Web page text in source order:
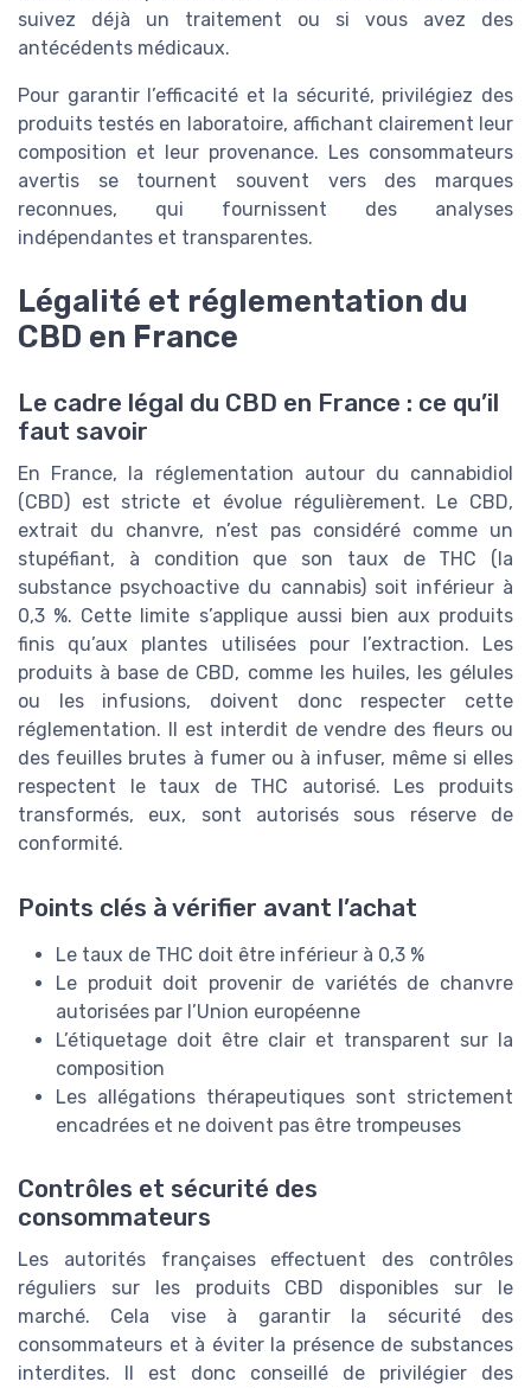
suivez déjà un traitement ou si vous avez des
antécédents médicaux.
Pour garantir l’efficacité et la sécurité, privilégiez des
produits testés en laboratoire, affichant clairement leur
composition et leur provenance. Les consommateurs
avertis se tournent souvent vers des marques
reconnues, qui fournissent des analyses
indépendantes et transparentes.
Légalité et réglementation du
CBD en France
Le cadre légal du CBD en France : ce qu’il
faut savoir
En France, la réglementation autour du cannabidiol
(CBD) est stricte et évolue régulièrement. Le CBD,
extrait du chanvre, n’est pas considéré comme un
stupéfiant, à condition que son taux de THC (la
substance psychoactive du cannabis) soit inférieur à
0,3 %. Cette limite s’applique aussi bien aux produits
finis qu’aux plantes utilisées pour l’extraction. Les
produits à base de CBD, comme les huiles, les gélules
ou les infusions, doivent donc respecter cette
réglementation. Il est interdit de vendre des fleurs ou
des feuilles brutes à fumer ou à infuser, même si elles
respectent le taux de THC autorisé. Les produits
transformés, eux, sont autorisés sous réserve de
conformité.
Points clés à vérifier avant l’achat
Le taux de THC doit être inférieur à 0,3 %
Le produit doit provenir de variétés de chanvre
autorisées par l’Union européenne
L’étiquetage doit être clair et transparent sur la
composition
Les allégations thérapeutiques sont strictement
encadrées et ne doivent pas être trompeuses
Contrôles et sécurité des
consommateurs
Les autorités françaises effectuent des contrôles
réguliers sur les produits CBD disponibles sur le
marché. Cela vise à garantir la sécurité des
consommateurs et à éviter la présence de substances
interdites. Il est donc conseillé de privilégier des